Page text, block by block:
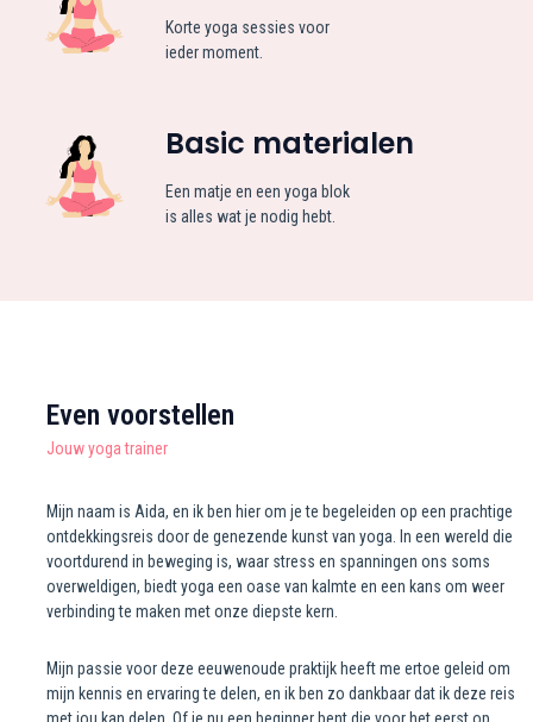
Korte yoga sessies voor
ieder moment.
Basic materialen
Een matje en een yoga blok
is alles wat je nodig hebt.
Even voorstellen
Jouw yoga trainer
Mijn naam is Aida, en ik ben hier om je te begeleiden op een prachtige
ontdekkingsreis door de genezende kunst van yoga. In een wereld die
voortdurend in beweging is, waar stress en spanningen ons soms
overweldigen, biedt yoga een oase van kalmte en een kans om weer
verbinding te maken met onze diepste kern.
Mijn passie voor deze eeuwenoude praktijk heeft me ertoe geleid om
mijn kennis en ervaring te delen, en ik ben zo dankbaar dat ik deze reis